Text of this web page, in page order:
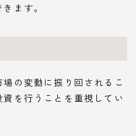
ます。
の変動に振り回されるこ
を行うことを重視してい